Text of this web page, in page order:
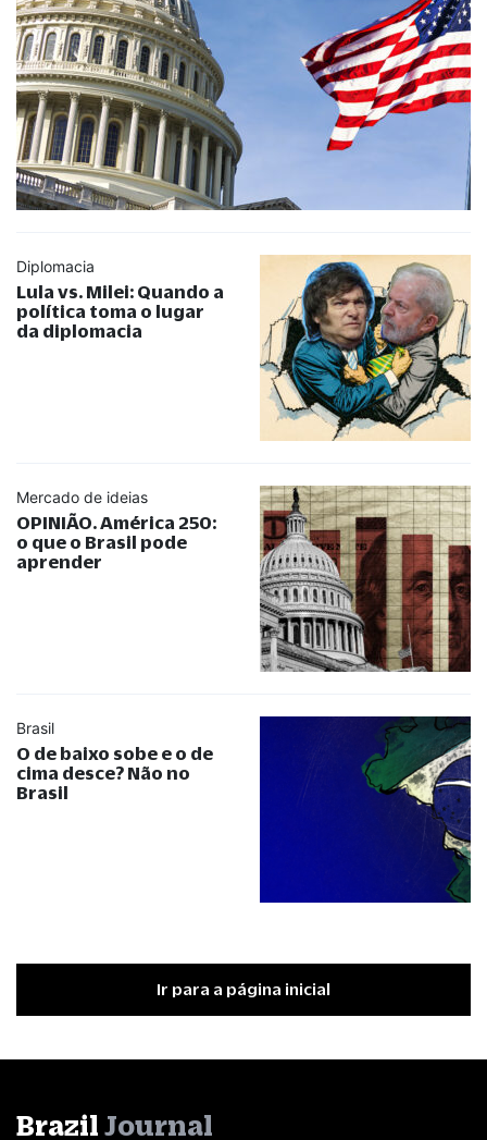
Diplomacia
Lula vs. Milei: Quando a
política toma o lugar
da diplomacia
Mercado de ideias
OPINIÃO. América 250:
o que o Brasil pode
aprender
Brasil
O de baixo sobe e o de
cima desce? Não no
Brasil
Ir para a página inicial
Brazil Journal